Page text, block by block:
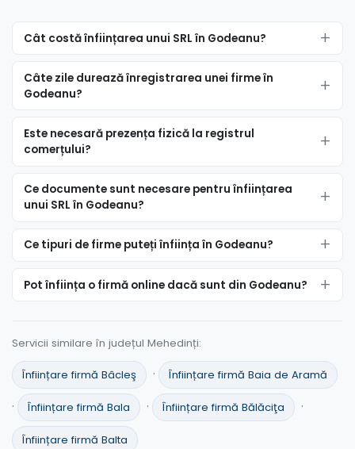
Cât costă înființarea unui SRL în Godeanu?
Câte zile durează înregistrarea unei firme în
Godeanu?
Este necesară prezența fizică la registrul
comerțului?
Ce documente sunt necesare pentru înființarea
unui SRL în Godeanu?
Ce tipuri de firme puteți înființa în Godeanu?
Pot înființa o firmă online dacă sunt din Godeanu?
Servicii similare în județul Mehedinți:
Înființare firmă Bâcleş · Înființare firmă Baia de Aramă
· Înființare firmă Bala · Înființare firmă Bălăciţa ·
Înființare firmă Balta